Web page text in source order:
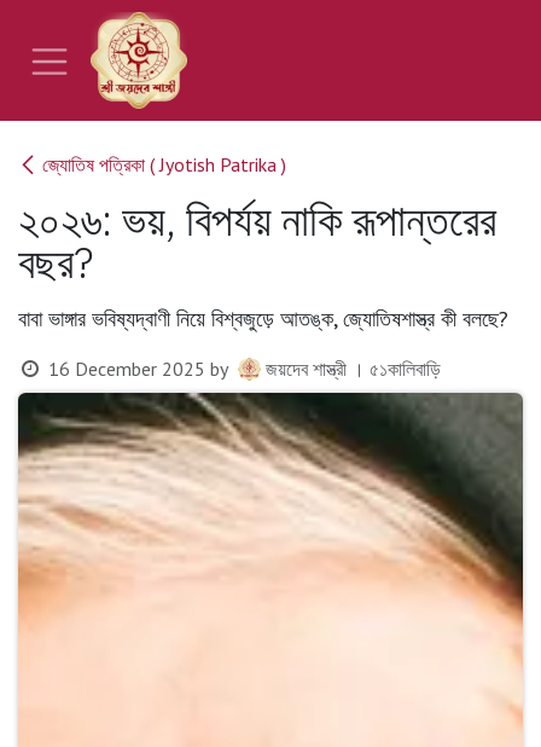
Skip to Content
জ্যোতিষ পত্রিকা ( Jyotish Patrika )
২০২৬: ভয়, বিপর্যয় নাকি রূপান্তরের
বছর?
বাবা ভাঙ্গার ভবিষ্যদ্বাণী নিয়ে বিশ্বজুড়ে আতঙ্ক, জ্যোতিষশাস্ত্র কী বলছে?
16 December 2025 by জয়দেব শাস্ত্রী । ৫১কালিবাড়ি